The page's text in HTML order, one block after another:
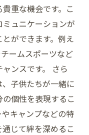
重な機会です。こ
ュニケーションが
ができます。例え
ームスポーツなど
ンスです。 さら
子供たちが一緒に
個性を表現するこ
キャンプなどの特
じて絆を深めるこ